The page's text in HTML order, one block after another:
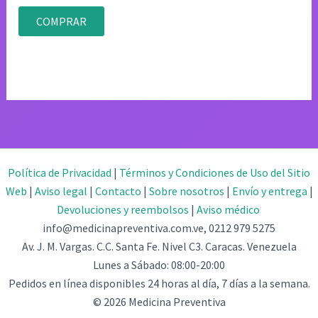
Valorado
4.83
de 5
COMPRAR
Política de Privacidad | Términos y Condiciones de Uso del Sitio
Web | Aviso legal | Contacto | Sobre nosotros | Envío y entrega |
Devoluciones y reembolsos | Aviso médico
info@medicinapreventiva.com.ve, 0212 979 5275
Av. J. M. Vargas. C.C. Santa Fe. Nivel C3. Caracas. Venezuela
Lunes a Sábado: 08:00-20:00
Pedidos en línea disponibles 24 horas al día, 7 días a la semana.
© 2026 Medicina Preventiva